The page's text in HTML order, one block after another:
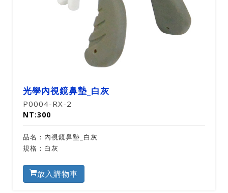
光學內視鏡鼻墊_白灰
P0004-RX-2
NT:300
品名：內視鏡鼻墊_白灰
規格：白灰
放入購物車